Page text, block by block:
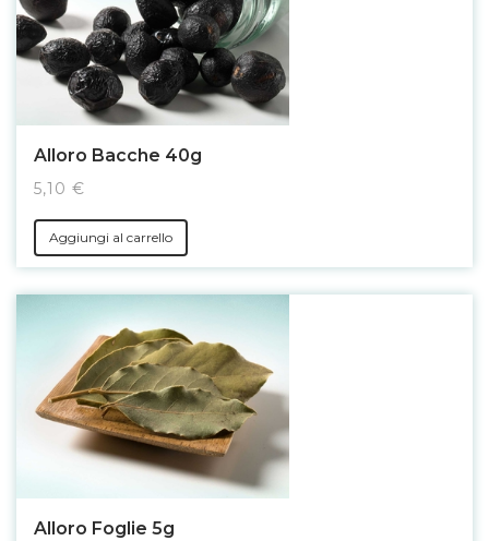
Alloro Bacche 40g
5,10 €
Aggiungi al carrello
Alloro Foglie 5g